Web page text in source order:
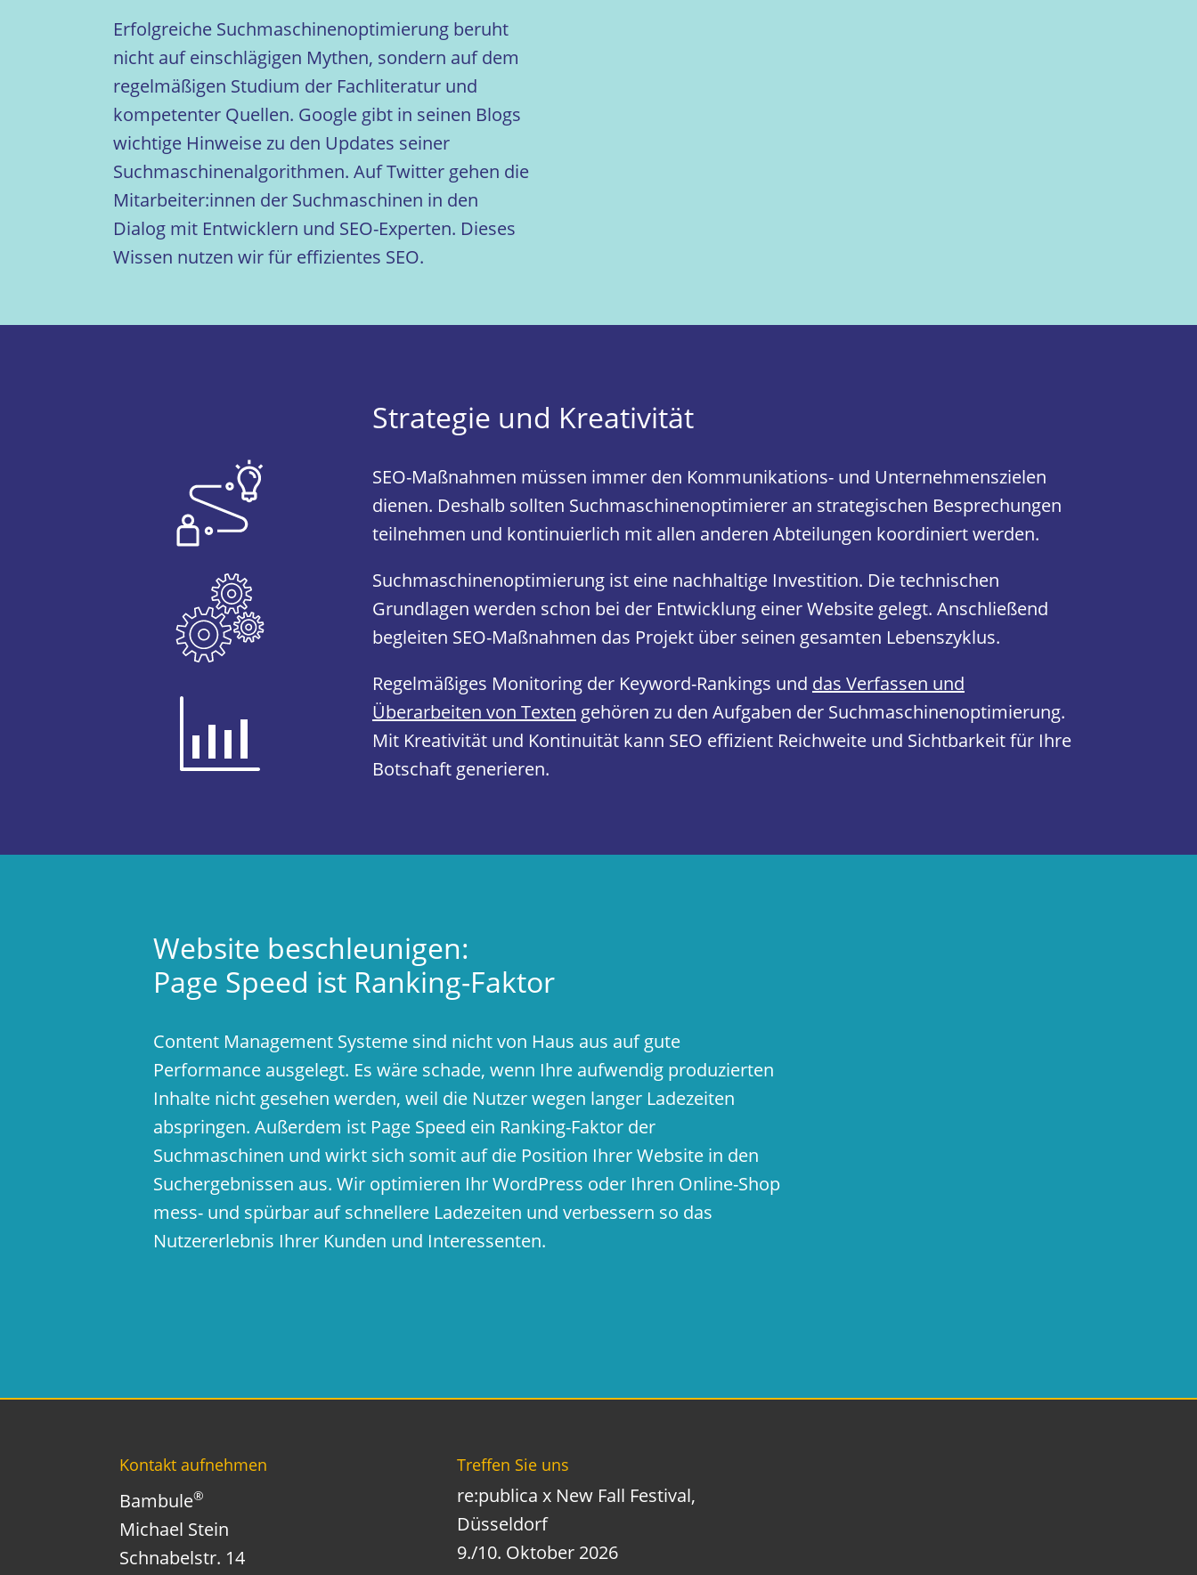
Erfolgreiche Suchmaschinenoptimierung beruht
nicht auf einschlägigen Mythen, sondern auf dem
regelmäßigen Studium der Fachliteratur und
kompetenter Quellen. Google gibt in seinen Blogs
wichtige Hinweise zu den Updates seiner
Suchmaschinenalgorithmen. Auf Twitter gehen die
Mitarbeiter:innen der Suchmaschinen in den
Dialog mit Entwicklern und SEO-Experten. Dieses
Wissen nutzen wir für effizientes SEO.
Strategie und Kreativität
SEO-Maßnahmen müssen immer den Kommunikations- und Unternehmenszielen
dienen. Deshalb sollten Suchmaschinenoptimierer an strategischen Besprechungen
teilnehmen und kontinuierlich mit allen anderen Abteilungen koordiniert werden.
Suchmaschinenoptimierung ist eine nachhaltige Investition. Die technischen
Grundlagen werden schon bei der Entwicklung einer Website gelegt. Anschließend
begleiten SEO-Maßnahmen das Projekt über seinen gesamten Lebenszyklus.
Regelmäßiges Monitoring der Keyword-Rankings und das Verfassen und
Überarbeiten von Texten gehören zu den Aufgaben der Suchmaschinenoptimierung.
Mit Kreativität und Kontinuität kann SEO effizient Reichweite und Sichtbarkeit für Ihre
Botschaft generieren.
Website beschleunigen:
Page Speed ist Ranking-Faktor
Content Management Systeme sind nicht von Haus aus auf gute
Performance ausgelegt. Es wäre schade, wenn Ihre aufwendig produzierten
Inhalte nicht gesehen werden, weil die Nutzer wegen langer Ladezeiten
abspringen. Außerdem ist Page Speed ein Ranking-Faktor der
Suchmaschinen und wirkt sich somit auf die Position Ihrer Website in den
Suchergebnissen aus. Wir optimieren Ihr WordPress oder Ihren Online-Shop
mess- und spürbar auf schnellere Ladezeiten und verbessern so das
Nutzererlebnis Ihrer Kunden und Interessenten.
Kontakt aufnehmen
Bambule®
Michael Stein
Schnabelstr. 14
Treffen Sie uns
re:publica x New Fall Festival,
Düsseldorf
9./10. Oktober 2026